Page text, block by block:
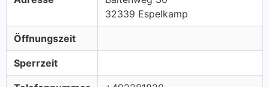
32339 Espelkamp
Öffnungszeit
Sperrzeit